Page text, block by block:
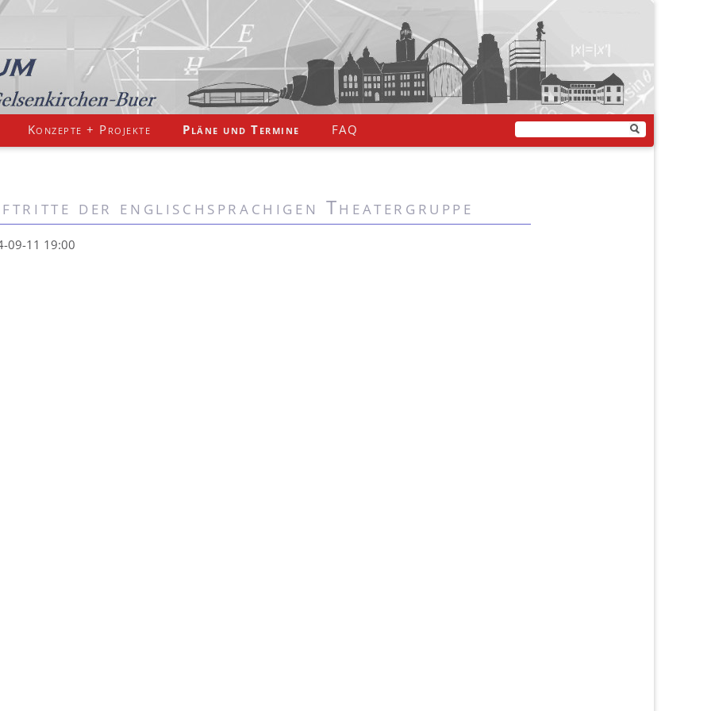
Konzepte + Projekte Pläne und Termine FAQ
der englischsprachigen Theatergruppe
09-11 19:00